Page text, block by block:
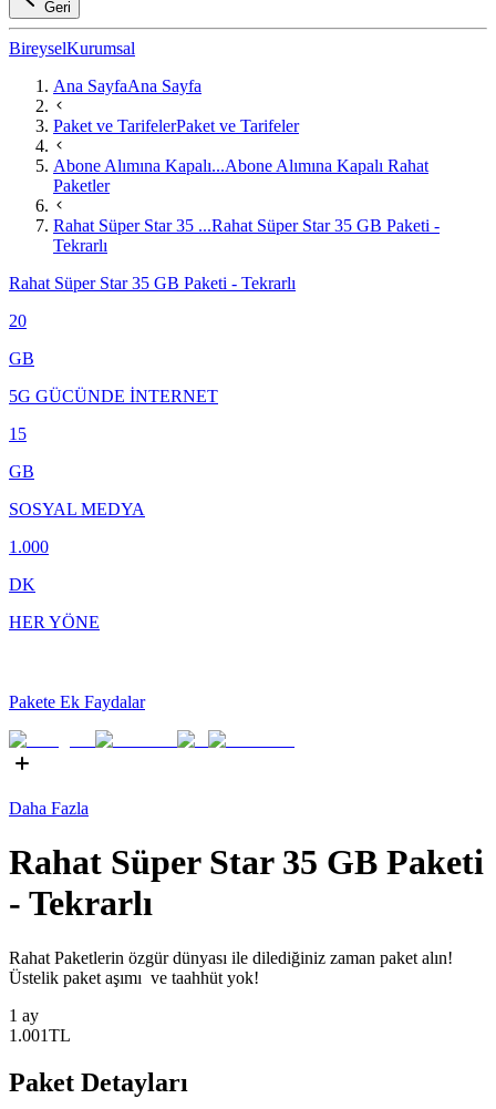
Geri
BireyselKurumsal
Ana SayfaAna Sayfa
Paket ve TarifelerPaket ve Tarifeler
Abone Alımına Kapalı...Abone Alımına Kapalı Rahat
Paketler
Rahat Süper Star 35 ...Rahat Süper Star 35 GB Paketi -
Tekrarlı
Rahat Süper Star 35 GB Paketi - Tekrarlı
20
GB
5G GÜCÜNDE İNTERNET
15
GB
SOSYAL MEDYA
1.000
DK
HER YÖNE
Pakete Ek Faydalar
Daha Fazla
Rahat Süper Star 35 GB Paketi
- Tekrarlı
​​​​​​​​​​​Rahat Paketlerin özgür dünyası ile dilediğiniz zaman paket alın!
Üstelik paket aşımı ve taahhüt yok! ​
1 ay
1.001TL
Paket Detayları